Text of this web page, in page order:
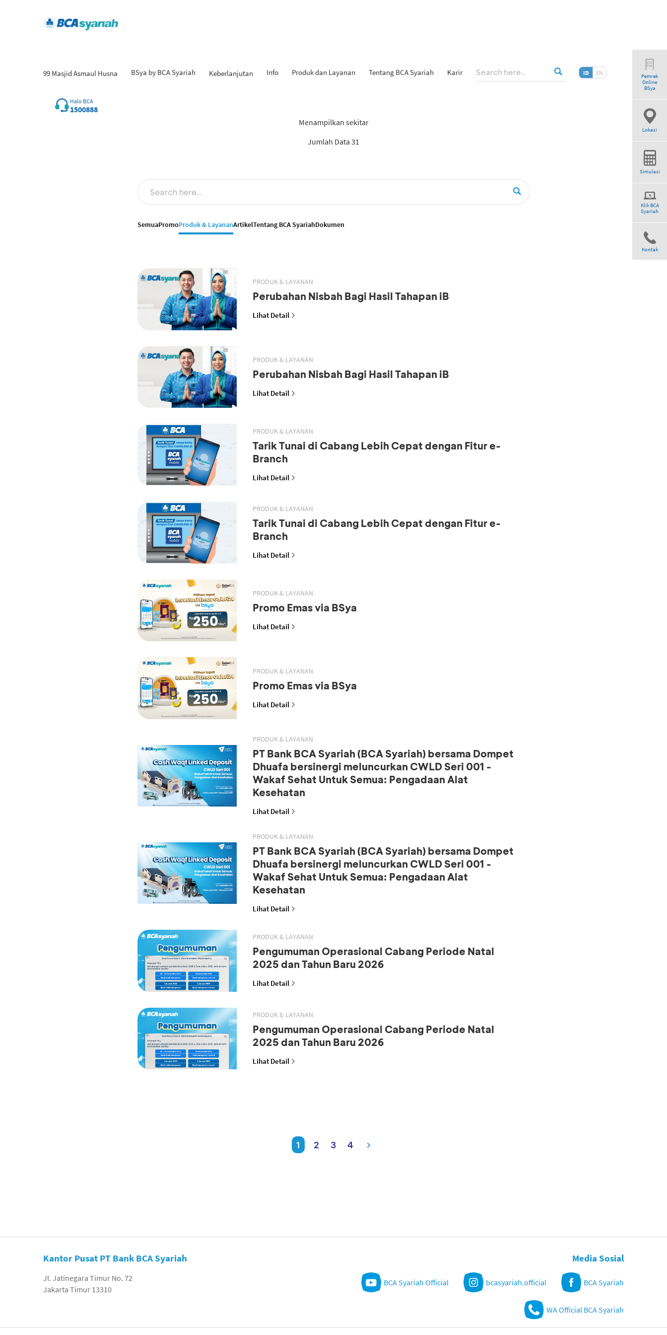
99 Masjid Asmaul Husna BSya by BCA Syariah Keberlanjutan Info Produk dan Layanan Tentang BCA Syariah Karir ID EN
Halo BCA
1500888
Pemrek
Online
BSya
Lokasi
Simulasi
Klik BCA
Syariah
Kontak
Menampilkan sekitar
Jumlah Data 31
SemuaPromoProduk & LayananArtikelTentang BCA SyariahDokumen
PRODUK & LAYANAN
Perubahan Nisbah Bagi Hasil Tahapan iB
Lihat Detail
PRODUK & LAYANAN
Perubahan Nisbah Bagi Hasil Tahapan iB
Lihat Detail
PRODUK & LAYANAN
Tarik Tunai di Cabang Lebih Cepat dengan Fitur e-
Branch
Lihat Detail
PRODUK & LAYANAN
Tarik Tunai di Cabang Lebih Cepat dengan Fitur e-
Branch
Lihat Detail
PRODUK & LAYANAN
Promo Emas via BSya
Lihat Detail
PRODUK & LAYANAN
Promo Emas via BSya
Lihat Detail
PRODUK & LAYANAN
PT Bank BCA Syariah (BCA Syariah) bersama Dompet
Dhuafa bersinergi meluncurkan CWLD Seri 001 -
Wakaf Sehat Untuk Semua: Pengadaan Alat
Kesehatan
Lihat Detail
PRODUK & LAYANAN
PT Bank BCA Syariah (BCA Syariah) bersama Dompet
Dhuafa bersinergi meluncurkan CWLD Seri 001 -
Wakaf Sehat Untuk Semua: Pengadaan Alat
Kesehatan
Lihat Detail
PRODUK & LAYANAN
Pengumuman Operasional Cabang Periode Natal
2025 dan Tahun Baru 2026
Lihat Detail
PRODUK & LAYANAN
Pengumuman Operasional Cabang Periode Natal
2025 dan Tahun Baru 2026
Lihat Detail
1 2 3 4
Kantor Pusat PT Bank BCA Syariah
Jl. Jatinegara Timur No. 72
Jakarta Timur 13310
Media Sosial
BCA Syariah Official bcasyariah.official BCA Syariah
WA Official BCA Syariah